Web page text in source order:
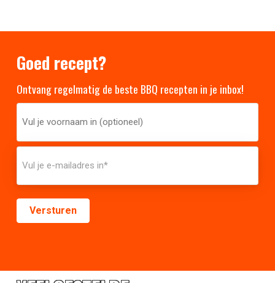
Goed recept?
Ontvang regelmatig de beste BBQ recepten in je inbox!